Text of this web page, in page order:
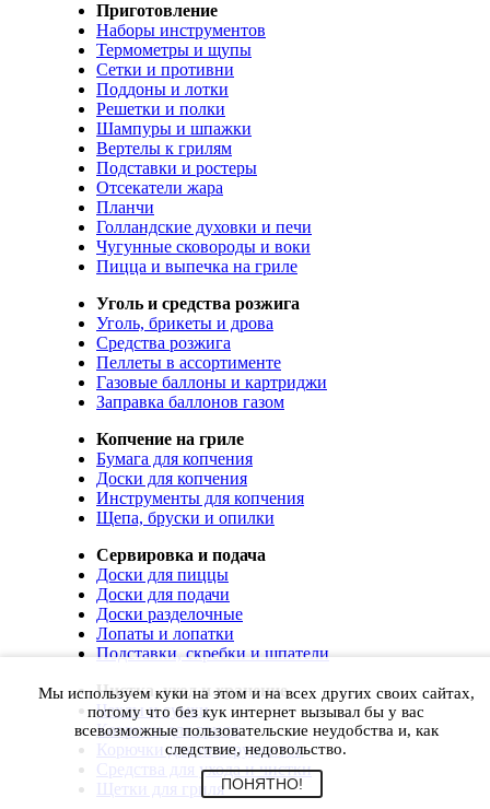
Приготовление
Наборы инструментов
Термометры и щупы
Сетки и противни
Поддоны и лотки
Решетки и полки
Шампуры и шпажки
Вертелы к грилям
Подставки и ростеры
Отсекатели жара
Планчи
Голландские духовки и печи
Чугунные сковороды и воки
Пицца и выпечка на гриле
Уголь и средства розжига
Уголь, брикеты и дрова
Средства розжига
Пеллеты в ассортименте
Газовые баллоны и картриджи
Заправка баллонов газом
Копчение на гриле
Бумага для копчения
Доски для копчения
Инструменты для копчения
Щепа, бруски и опилки
Сервировка и подача
Доски для пиццы
Доски для подачи
Доски разделочные
Лопаты и лопатки
Подставки, скребки и шпатели
Чистка, уход и хранение
Чехлы и сумки
Коврики для гриля
Корючки для инструментов
Средства для ухода и чистки
Щетки для гриля
Мы используем куки на этом и на всех других своих сайтах,
потому что без кук интернет вызывал бы у вас
всевозможные пользовательские неудобства и, как
следствие, недовольство.
ПОНЯТНО!